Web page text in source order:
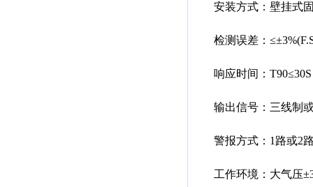
安装方式：壁挂式固
检测误差：
响应时间：T90≤30S
输出信号：三线制或
警报方式：1路或2路
工作环境：大气压